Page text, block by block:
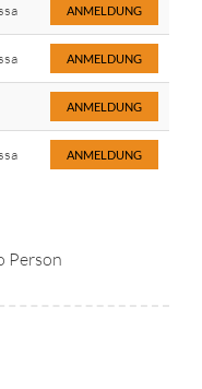
ANMELDUNG
ANMELDUNG
ANMELDUNG
ANMELDUNG
Person